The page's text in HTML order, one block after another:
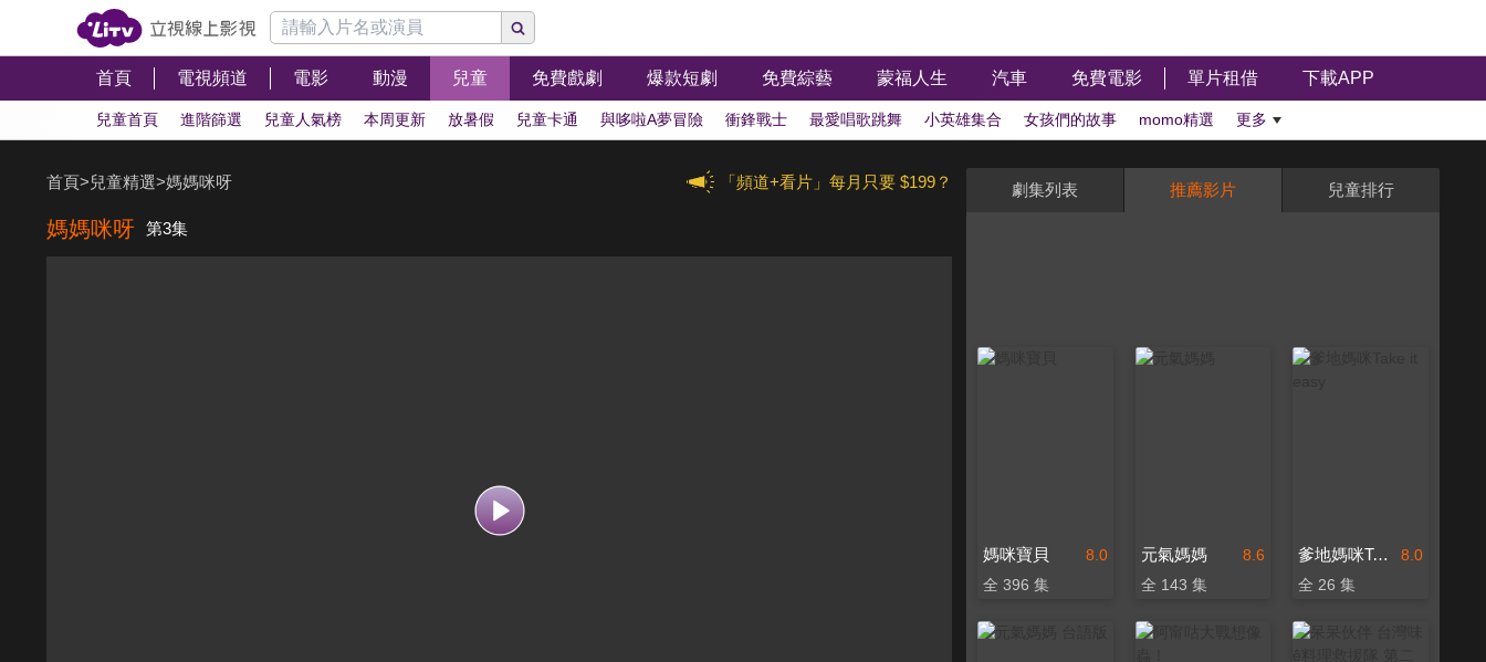
首頁 電視頻道 電影 動漫 兒童 免費戲劇 爆款短劇 免費綜藝 蒙福人生 汽車 免費電影 單片租借 下載APP
兒童首頁 進階篩選 兒童人氣榜 本周更新 放暑假 兒童卡通 與哆啦A夢冒險 衝鋒戰士 最愛唱歌跳舞 小英雄集合 女孩們的故事 momo精選 更多
「頻道+看片」每月只要 $199？
首頁>兒童精選>媽媽咪呀
媽媽咪呀 第3集
劇集列表 推薦影片 兒童排行
8.0
媽咪寶貝
全 396 集
8.6
元氣媽媽
全 143 集
8.0
爹地媽咪Take it easy
全 26 集